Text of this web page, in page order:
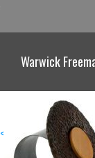
Karl Fritsch
<